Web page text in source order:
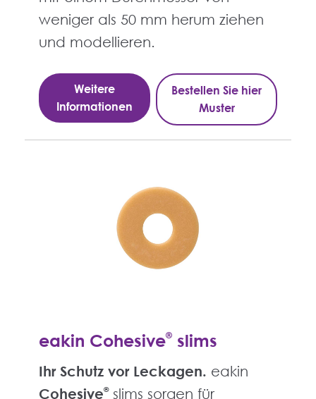
weniger als 50 mm herum ziehen
und modellieren.
Weitere
Informationen
Bestellen Sie hier
Muster
eakin Cohesive® slims
Ihr Schutz vor Leckagen. eakin
Cohesive®slims sorgen für